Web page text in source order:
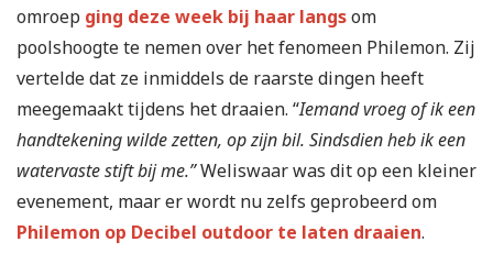
omroep ging deze week bij haar langsom
poolshoogte te nemen over het fenomeen Philemon. Zij
vertelde dat ze inmiddels de raarste dingen heeft
meegemaakt tijdens het draaien. “Iemand vroeg of ik een
handtekening wilde zetten, op zijn bil. Sindsdien heb ik een
watervaste stift bij me.”Weliswaar was dit op een kleiner
evenement, maar er wordt nu zelfs geprobeerd om
Philemon op Decibel outdoor te laten draaien.